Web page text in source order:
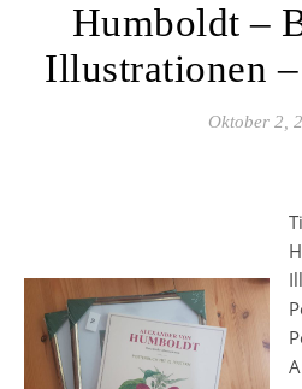
Humboldt –
Illustrationen
Oktober 2,